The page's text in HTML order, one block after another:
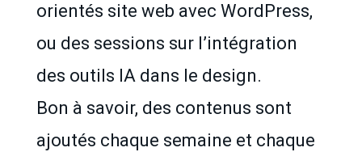
orientés site web avec WordPress,
ou des sessions sur l’intégration
des outils IA dans le design.
Bon à savoir, des contenus sont
ajoutés chaque semaine et chaque